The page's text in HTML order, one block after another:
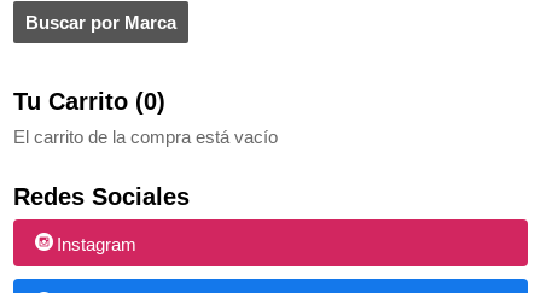
Tu Carrito (0)
El carrito de la compra está vacío
Redes Sociales
Instagram